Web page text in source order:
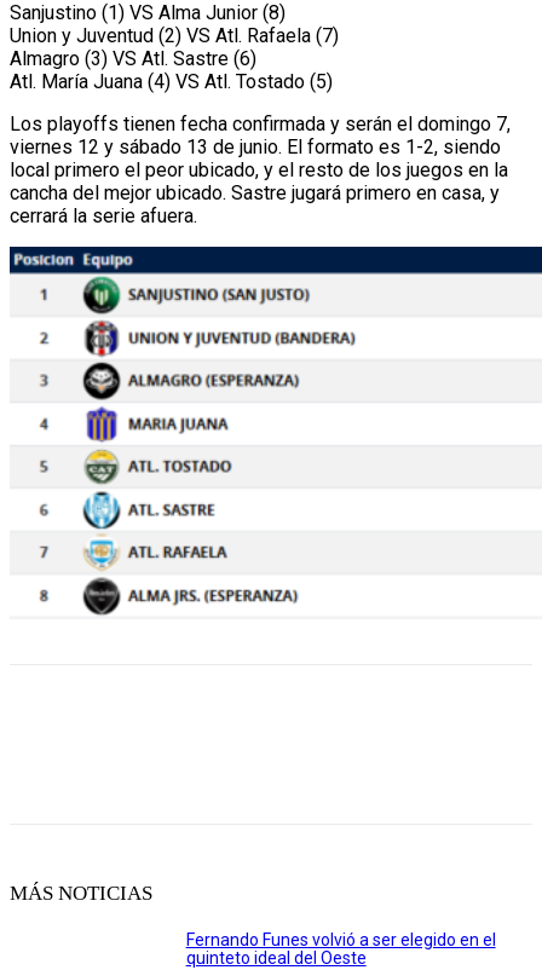
Sanjustino (1) VS Alma Junior (8)
Union y Juventud (2) VS Atl. Rafaela (7)
Almagro (3) VS Atl. Sastre (6)
Atl. María Juana (4) VS Atl. Tostado (5)
Los playoffs tienen fecha confirmada y serán el domingo 7,
viernes 12 y sábado 13 de junio. El formato es 1-2, siendo
local primero el peor ubicado, y el resto de los juegos en la
cancha del mejor ubicado. Sastre jugará primero en casa, y
cerrará la serie afuera.
MÁS NOTICIAS
Fernando Funes volvió a ser elegido en el
quinteto ideal del Oeste